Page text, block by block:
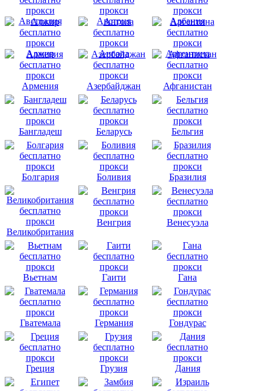
Австралия Австрия Албания
Алжир Ангола Аргентина
Армения Азербайджан Афганистан
Бангладеш Беларусь Бельгия
Болгария Боливия Бразилия
Великобритания
Венгрия Венесуэла
Вьетнам Гаити Гана
Гватемала Германия Гондурас
Греция Грузия Дания